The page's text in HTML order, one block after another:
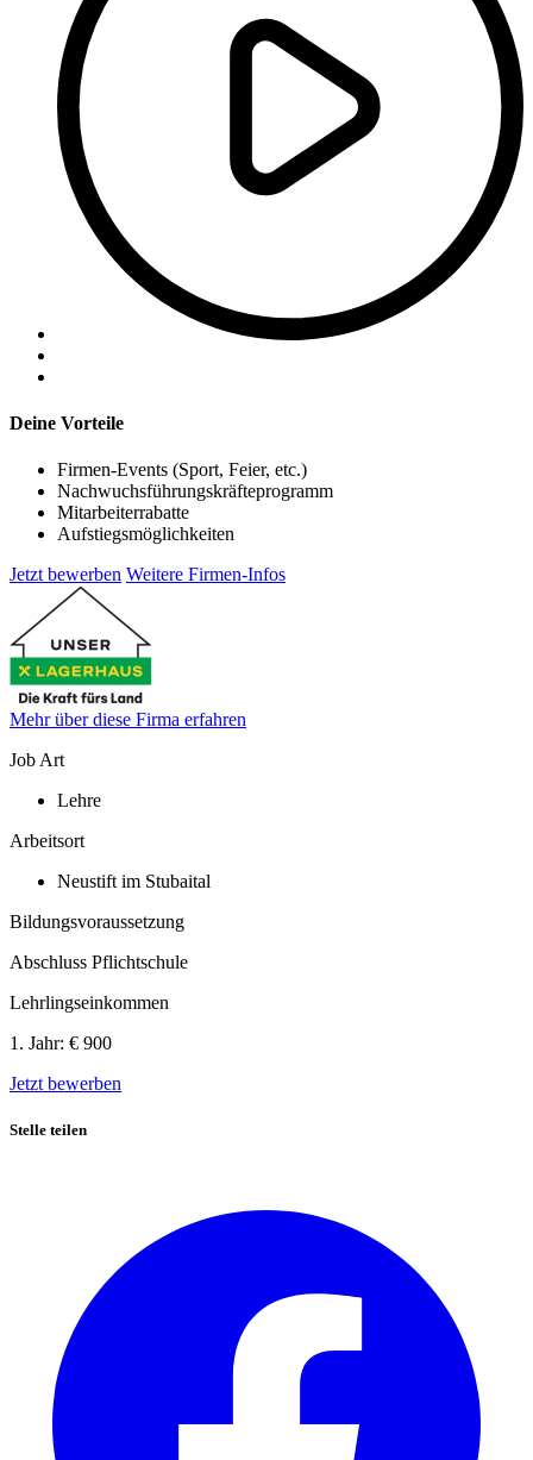
Deine Vorteile
Firmen-Events (Sport, Feier, etc.)
Nachwuchsführungskräfteprogramm
Mitarbeiterrabatte
Aufstiegsmöglichkeiten
Jetzt bewerben Weitere Firmen-Infos
Mehr über diese Firma erfahren
Job Art
Lehre
Arbeitsort
Neustift im Stubaital
Bildungsvoraussetzung
Abschluss Pflichtschule
Lehrlingseinkommen
1. Jahr: € 900
Jetzt bewerben
Stelle teilen